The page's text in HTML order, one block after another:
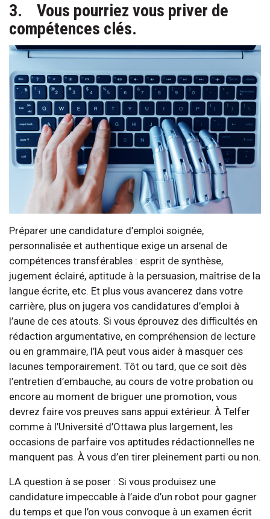
3. Vous pourriez vous priver de
compétences clés.
Préparer une candidature d’emploi soignée,
personnalisée et authentique exige un arsenal de
compétences transférables : esprit de synthèse,
jugement éclairé, aptitude à la persuasion, maîtrise de la
langue écrite, etc. Et plus vous avancerez dans votre
carrière, plus on jugera vos candidatures d’emploi à
l’aune de ces atouts. Si vous éprouvez des difficultés en
rédaction argumentative, en compréhension de lecture
ou en grammaire, l’IA peut vous aider à masquer ces
lacunes temporairement. Tôt ou tard, que ce soit dès
l’entretien d’embauche, au cours de votre probation ou
encore au moment de briguer une promotion, vous
devrez faire vos preuves sans appui extérieur. À Telfer
comme à l’Université d’Ottawa plus largement, les
occasions de parfaire vos aptitudes rédactionnelles ne
manquent pas. À vous d’en tirer pleinement parti ou non.
LA question à se poser : Si vous produisez une
candidature impeccable à l’aide d’un robot pour gagner
du temps et que l’on vous convoque à un examen écrit